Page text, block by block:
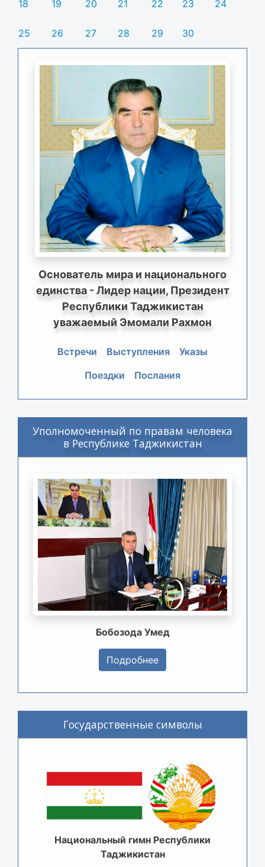
18 19 20 21 22 23 24
25 26 27 28 29 30
Основатель мира и национального
единства - Лидер нации, Президент
Республики Таджикистан
уважаемый Эмомали Рахмон
Встречи Выступления
Указы
Поездки
Послания
Уполномоченный по правам человека
в Республике Таджикистан
Бобозода Умед
Подробнее
Государственные символы
Национальный гимн Республики
Таджикистан